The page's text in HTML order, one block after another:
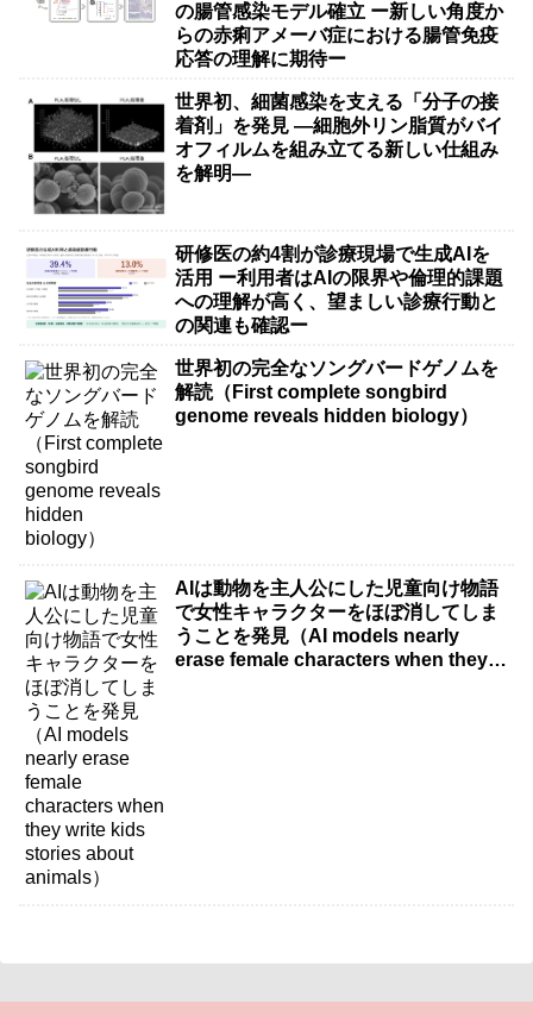
の腸管感染モデル確立 ー新しい角度か
らの赤痢アメーバ症における腸管免疫
応答の理解に期待ー
世界初、細菌感染を支える「分子の接
着剤」を発見 ―細胞外リン脂質がバイ
オフィルムを組み立てる新しい仕組み
を解明―
研修医の約4割が診療現場で生成AIを
活用 ー利用者はAIの限界や倫理的課題
への理解が高く、望ましい診療行動と
の関連も確認ー
世界初の完全なソングバードゲノムを
解読（First complete songbird
genome reveals hidden biology）
AIは動物を主人公にした児童向け物語
で女性キャラクターをほぼ消してしま
うことを発見（AI models nearly
erase female characters when they